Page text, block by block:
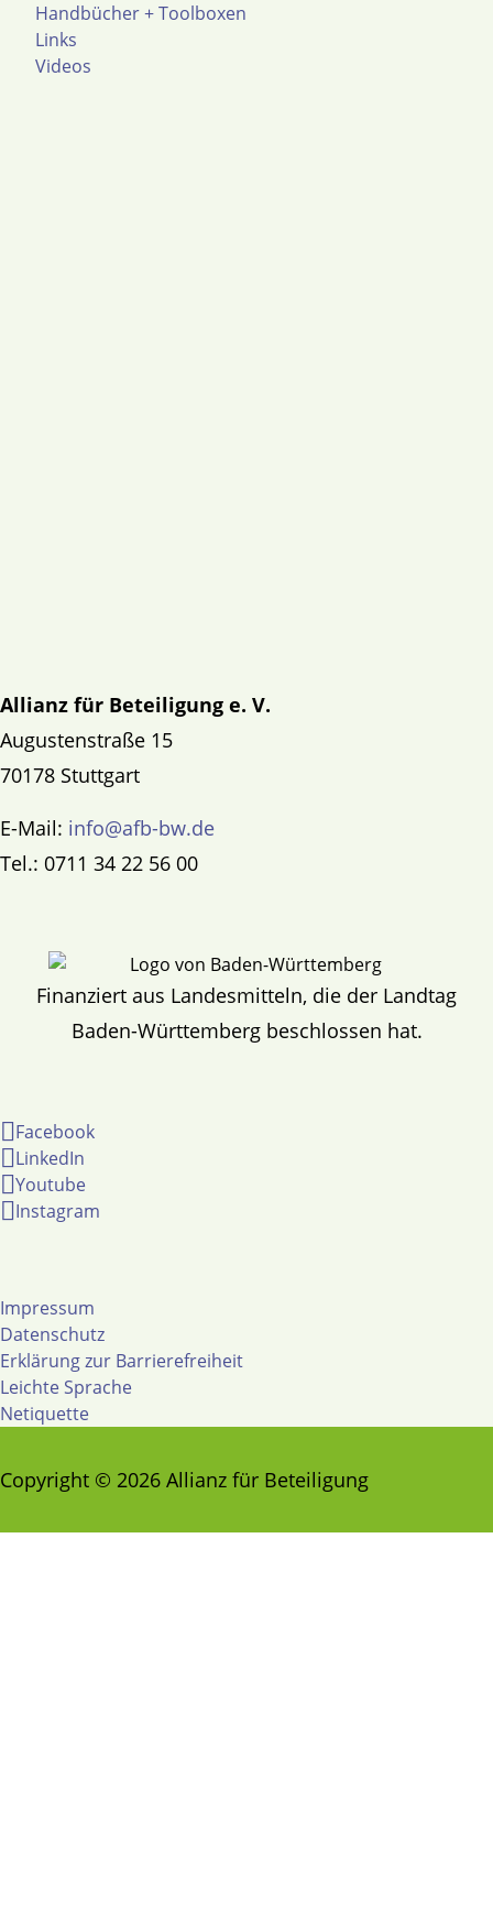
Handbücher + Toolboxen
Links
Videos
Allianz für Beteiligung e. V.
Augustenstraße 15
70178 Stuttgart
E-Mail: info@afb-bw.de
Tel.: 0711 34 22 56 00
Finanziert aus Landesmitteln, die der Landtag
Baden-Württemberg beschlossen hat.
Facebook
LinkedIn
Youtube
Instagram
Impressum
Datenschutz
Erklärung zur Barrierefreiheit
Leichte Sprache
Netiquette
Copyright © 2026 Allianz für Beteiligung